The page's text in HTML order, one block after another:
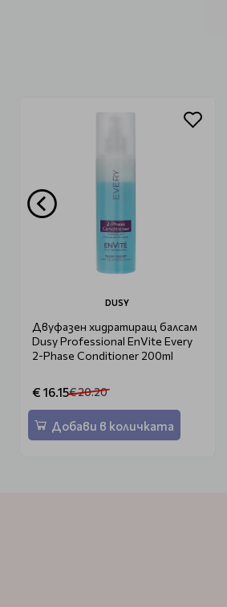
DUSY
Двуфазен хидратиращ балсам
Dusy Professional EnVite Every
2-Phase Conditioner 200ml
€ 16.15€ 20.20
Добави в количката